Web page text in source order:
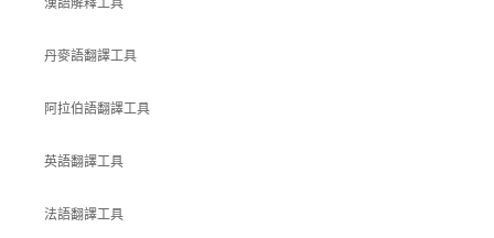
丹麥語翻譯工具
阿拉伯語翻譯工具
英語翻譯工具
法語翻譯工具